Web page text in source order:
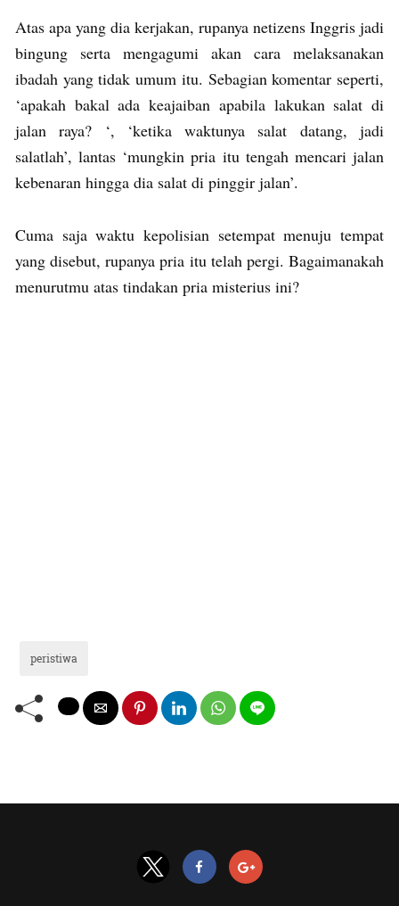
Atas apa yang dia kerjakan, rupanya netizens Inggris jadi
bingung serta mengagumi akan cara melaksanakan
ibadah yang tidak umum itu. Sebagian komentar seperti,
‘apakah bakal ada keajaiban apabila lakukan salat di
jalan raya? ‘, ‘ketika waktunya salat datang, jadi
salatlah’, lantas ‘mungkin pria itu tengah mencari jalan
kebenaran hingga dia salat di pinggir jalan’.
Cuma saja waktu kepolisian setempat menuju tempat
yang disebut, rupanya pria itu telah pergi. Bagaimanakah
menurutmu atas tindakan pria misterius ini?
peristiwa